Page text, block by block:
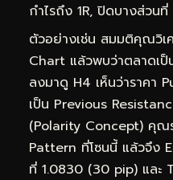
กำไรถึง 1R, ปิดบางส่วน
ตัวอย่างเช่น สมมติคุณวิเ
Chart แล้วพบว่าตลาดเ
ลงมาดู H4 เห็นว่าราคา
เป็น Previous
(Polarity Concept) คุณ
Pattern ที่โซนนี้ แล้วจึง
ที่ 1.0830 (30 pip) และ